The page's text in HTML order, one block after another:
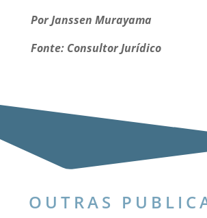
Por Janssen Murayama
Fonte: Consultor Jurídico
OUTRAS